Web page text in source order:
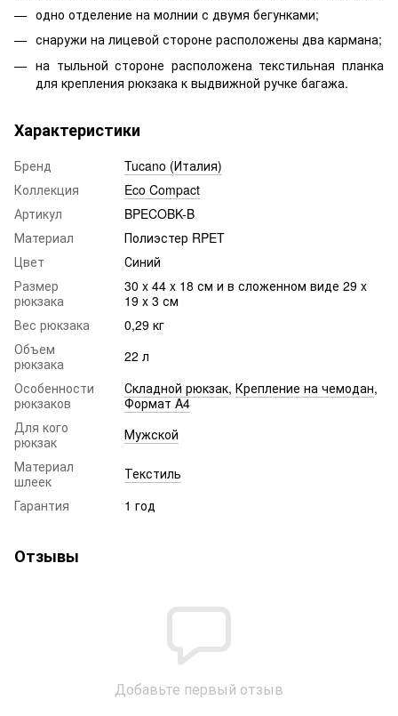
одно отделение на молнии с двумя бегунками;
снаружи на лицевой стороне расположены два кармана;
на тыльной стороне расположена текстильная планка
для крепления рюкзака к выдвижной ручке багажа.
Характеристики
Бренд
Tucano (Италия)
Коллекция
Eco Compact
Артикул
BPECOBK-B
Материал
Полиэстер RPET
Цвет
Синий
Размер
рюкзака
30 x 44 x 18 см и в сложенном виде 29 x
19 x 3 см
Вес рюкзака
0,29 кг
Объем
рюкзака
22 л
Особенности
рюкзаков
Складной рюкзак, Крепление на чемодан,
Формат A4
Для кого
рюкзак
Мужской
Материал
шлеек
Текстиль
Гарантия
1 год
Отзывы
Добавьте первый отзыв